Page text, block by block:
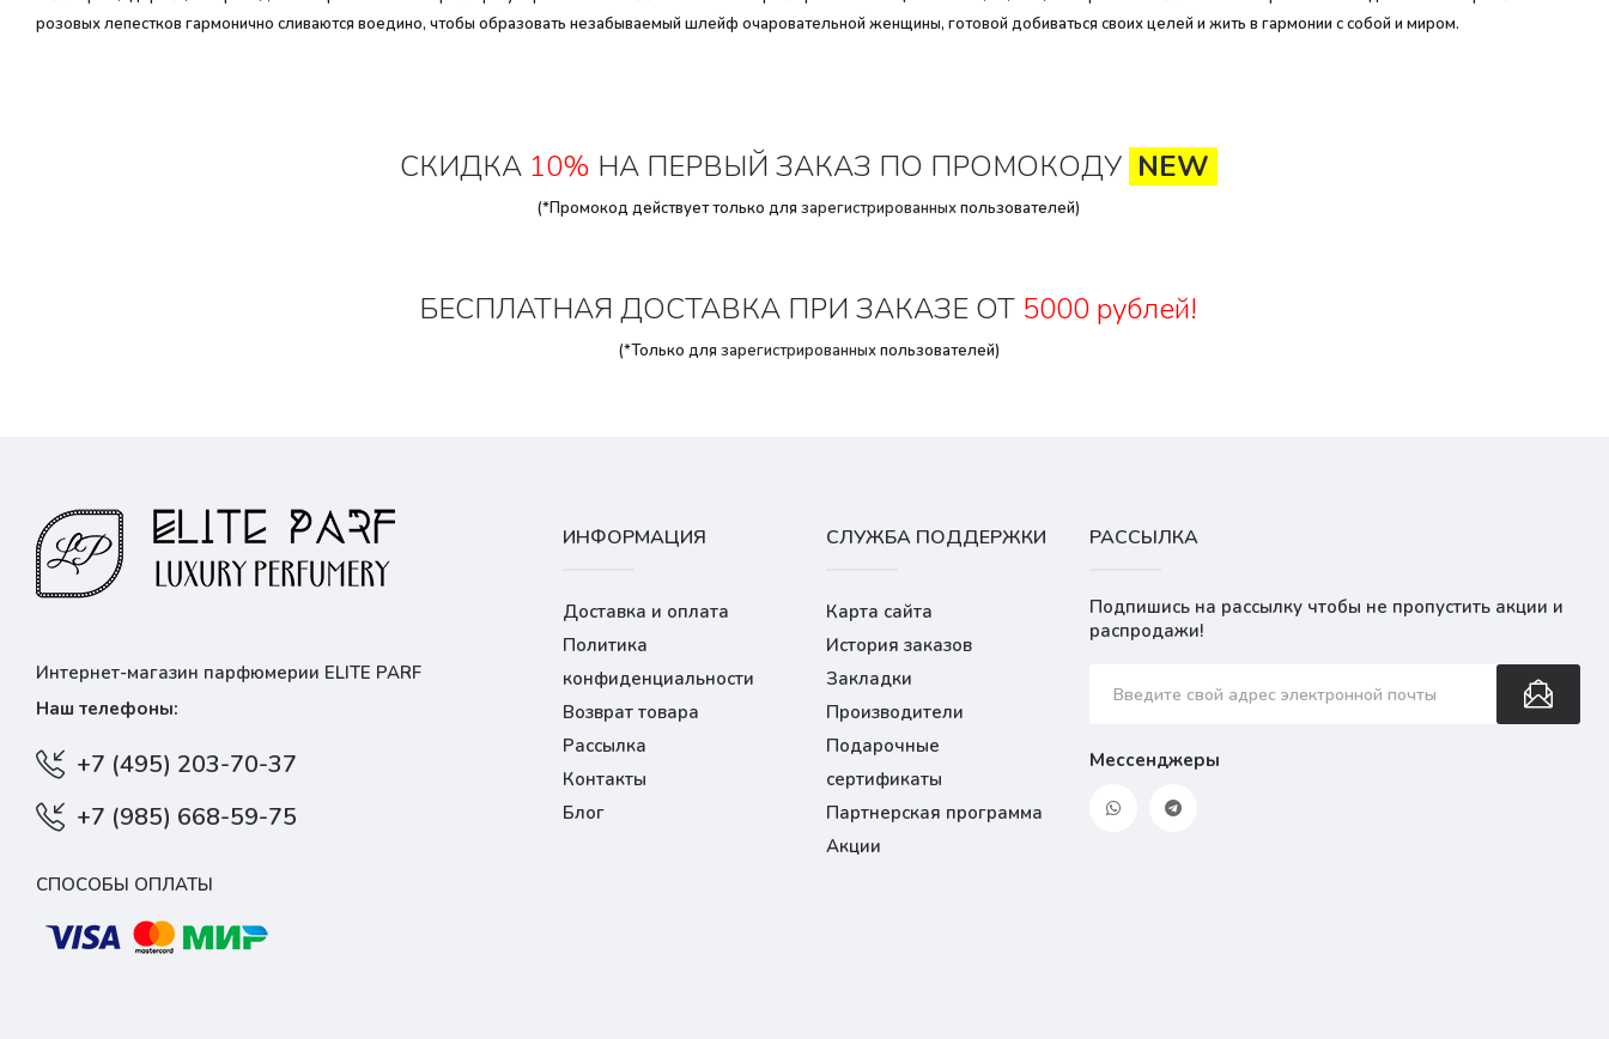
розовых лепестков гармонично сливаются воедино, чтобы образовать незабываемый шлейф очаровательной женщины, готовой добиваться своих целей и жить в гармонии с собой и миром.
СКИДКА 10% НА ПЕРВЫЙ ЗАКАЗ ПО ПРОМОКОДУ NEW
(*Промокод действует только для зарегистрированныхпользователей)
БЕСПЛАТНАЯ ДОСТАВКА ПРИ ЗАКАЗЕ ОТ 5000 рублей!
(*Только для зарегистрированныхпользователей)
Интернет-магазин парфюмерии ELITE PARF
Наш телефоны:
+7 (495) 203-70-37
+7 (985) 668-59-75
СПОСОБЫ ОПЛАТЫ
ИНФОРМАЦИЯ
Доставка и оплата
Политика
конфиденциальности
Возврат товара
Рассылка
Контакты
Блог
СЛУЖБА ПОДДЕРЖКИ
Карта сайта
История заказов
Закладки
Производители
Подарочные
сертификаты
Партнерская программа
Акции
РАССЫЛКА
Подпишись на рассылку чтобы не пропустить акции и
распродажи!
Мессенджеры